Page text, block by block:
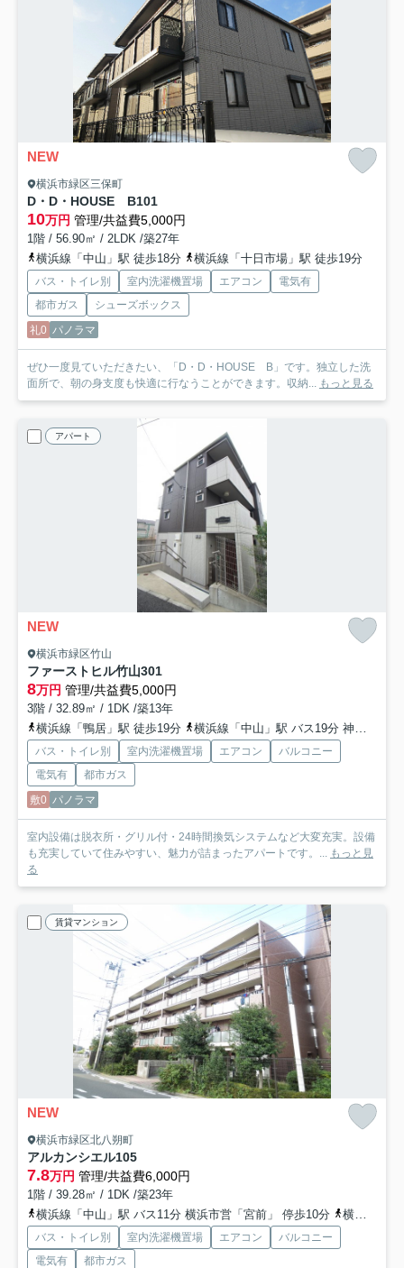
NEW
横浜市緑区三保町
D・D・HOUSE B101
10万円 管理/共益費5,000円
1階 / 56.90㎡ / 2LDK /築27年
横浜線「中山」駅 徒歩18分
横浜線「十日市場」駅 徒歩19分
バス・トイレ別 室内洗濯機置場 エアコン
電気有
都市ガス
シューズボックス
礼0 パノラマ
ぜひ一度見ていただきたい、「D・D・HOUSE B」です。独立した洗
面所で、朝の身支度も快適に行なうことができます。収納...
もっと見る
アパート
NEW
横浜市緑区竹山
ファーストヒル竹山301
8万円 管理/共益費5,000円
3階 / 32.89㎡ / 1DK /築13年
横浜線「鴨居」駅 徒歩19分
横浜線「中山」駅 バス19分 神奈川中央交通「幼稚園前〔緑区〕」 停歩4分
バス・トイレ別 室内洗濯機置場 エアコン
バルコニー
電気有
都市ガス
敷0 パノラマ
室内設備は脱衣所・グリル付・24時間換気システムなど大変充実。設備
も充実していて住みやすい、魅力が詰まったアパートです。...
もっと見
る
賃貸マンション
NEW
横浜市緑区北八朔町
アルカンシエル105
7.8万円 管理/共益費6,000円
1階 / 39.28㎡ / 1DK /築23年
横浜線「中山」駅 バス11分 横浜市営「宮前」 停歩10分
横浜線「十日市場」駅 徒歩24分
バス・トイレ別 室内洗濯機置場 エアコン
バルコニー
電気有
都市ガス